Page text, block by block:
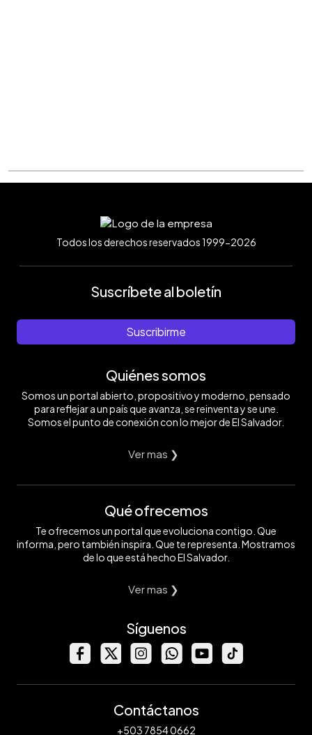
Todos los derechos reservados 1999-2026
Suscríbete al boletín
Suscribirme
Quiénes somos
Somos un portal abierto, propositivo y moderno, pensado
para reflejar a un país que avanza, se reinventa y se une.
Somos el punto de conexión con lo mejor de El Salvador.
Ver mas ❯
Qué ofrecemos
Te ofrecemos un portal que evoluciona contigo. Que
informa, pero también inspira. Que te representa. Mostramos
de lo que está hecho El Salvador.
Ver mas ❯
Síguenos
Contáctanos
+503 7854 0662